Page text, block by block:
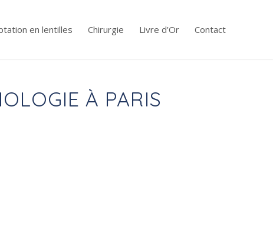
en lentilles Chirurgie Livre d’Or Contact
À PARIS